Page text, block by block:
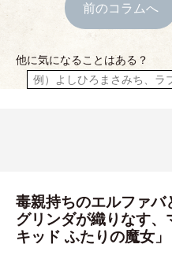
前のコラムへ
他に気になることはある？
毒親持ちのエルファバ
グリンダが織りなす、
キッド ふたりの魔女」